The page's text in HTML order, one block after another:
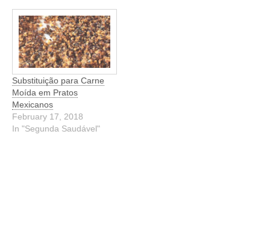
mãe, sobre problemas no
parto, artes, comida, bem
estar e a lista é longa...
Mas no…
Substituição para Carne
Moída em Pratos
Mexicanos
February 17, 2018
In "Segunda Saudável"